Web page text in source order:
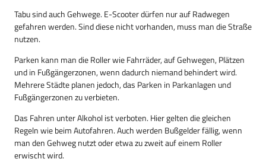
Tabu sind auch Gehwege. E-Scooter dürfen nur auf Radwegen
gefahren werden. Sind diese nicht vorhanden, muss man die Straße
nutzen.
Parken kann man die Roller wie Fahrräder, auf Gehwegen, Plätzen
und in Fußgängerzonen, wenn dadurch niemand behindert wird.
Mehrere Städte planen jedoch, das Parken in Parkanlagen und
Fußgängerzonen zu verbieten.
Das Fahren unter Alkohol ist verboten. Hier gelten die gleichen
Regeln wie beim Autofahren. Auch werden Bußgelder fällig, wenn
man den Gehweg nutzt oder etwa zu zweit auf einem Roller
erwischt wird.